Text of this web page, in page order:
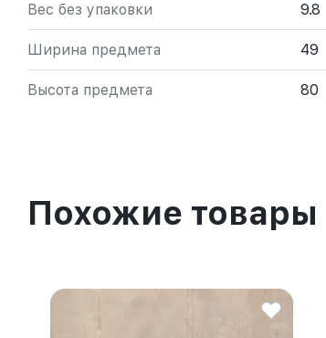
Вес без упаковки 9.8
Ширина предмета 49
Высота предмета 80
Похожие товары